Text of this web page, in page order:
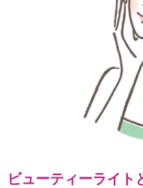
ビューティーライト